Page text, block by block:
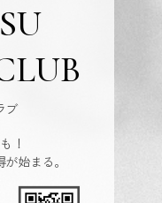
ブ
！
始まる。